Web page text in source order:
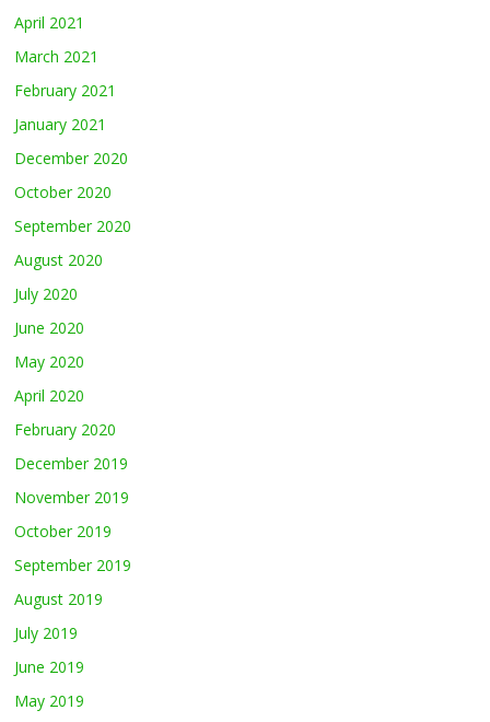
April 2021
March 2021
February 2021
January 2021
December 2020
October 2020
September 2020
August 2020
July 2020
June 2020
May 2020
April 2020
February 2020
December 2019
November 2019
October 2019
September 2019
August 2019
July 2019
June 2019
May 2019